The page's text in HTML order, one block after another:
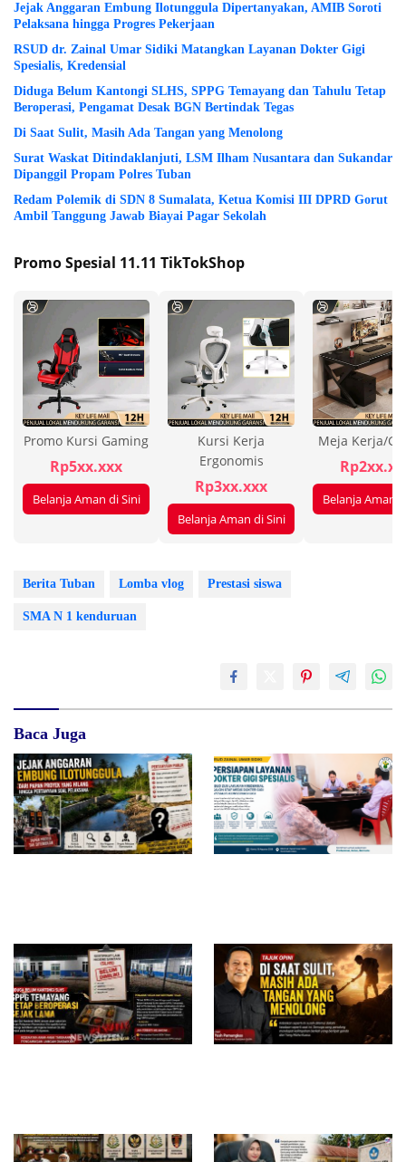
Jejak Anggaran Embung Ilotunggula Dipertanyakan, AMIB Soroti
Pelaksana hingga Progres Pekerjaan
RSUD dr. Zainal Umar Sidiki Matangkan Layanan Dokter Gigi
Spesialis, Kredensial
Diduga Belum Kantongi SLHS, SPPG Temayang dan Tahulu Tetap
Beroperasi, Pengamat Desak BGN Bertindak Tegas
Di Saat Sulit, Masih Ada Tangan yang Menolong
Surat Waskat Ditindaklanjuti, LSM Ilham Nusantara dan Sukandar
Dipanggil Propam Polres Tuban
Redam Polemik di SDN 8 Sumalata, Ketua Komisi III DPRD Gorut
Ambil Tanggung Jawab Biayai Pagar Sekolah
Promo Spesial 11.11 TikTokShop
Promo Kursi Gaming
Rp5xx.xxx
Belanja Aman di Sini
Kursi Kerja
Ergonomis
Rp3xx.xxx
Belanja Aman di Sini
Meja Kerja/
Belanja Aman
Berita Tuban Lomba vlog Prestasi siswa
SMA N 1 kenduruan
Baca Juga